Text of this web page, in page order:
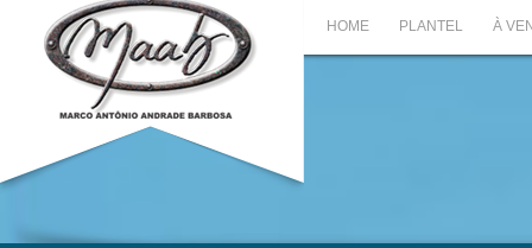
HOME PLANTEL À